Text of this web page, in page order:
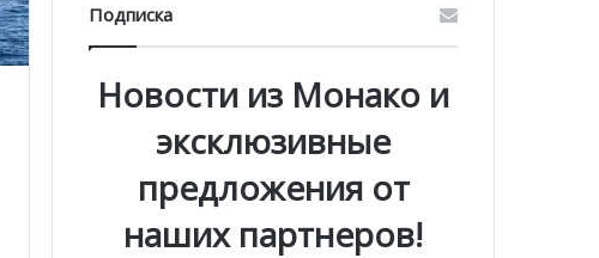
Подписка
Новости из Монако и
эксклюзивные
предложения от
наших партнеров!